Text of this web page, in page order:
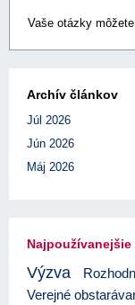
Vaše otázky
Archív článkov
Júl 2026
Jún 2026
Máj 2026
Výzva
Verejné